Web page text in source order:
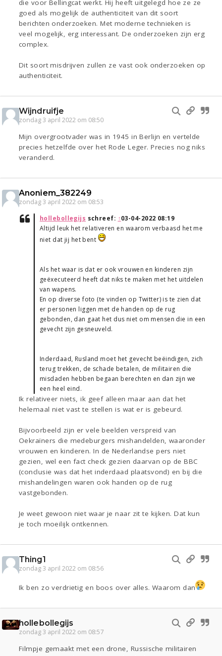
die voor Bellingcat werkt. Hij heeft uitgelegd hoe ze ze
goed als mogelijk de authenticiteit van dit soort
berichten onderzoeken. Met moderne technieken is
veel mogelijk, erg interessant. De onderzoeken zijn erg
complex.
Dit soort misdrijven zullen ze vast ook onderzoeken op
authenticiteit.
Wijndruifje
zondag 3 april 2022 om 08:50
Mijn overgrootvader was in 1945 in Berlijn en vertelde
precies hetzelfde over het Rode Leger. Precies nog niks
veranderd.
Anoniem_382249
zondag 3 april 2022 om 08:53
hollebollegijs schreef: ↑03-04-2022 08:19
Altijd leuk het relativeren en waarom verbaasd het me
niet dat jij het bent
Als het waar is dat er ook vrouwen en kinderen zijn
geëxecuteerd heeft dat niks te maken met het uitdelen
van wapens.
En op diverse foto (te vinden op Twitter) is te zien dat
er personen liggen met de handen op de rug
gebonden, dan gaat het dus niet om mensen die in een
gevecht zijn gesneuveld.
Inderdaad, Rusland moet het gevecht beëindigen, zich
terug trekken, de schade betalen, de militairen die
misdaden hebben begaan berechten en dan zijn we
een heel eind.
Ik relativeer niets, ik geef alleen maar aan dat het
helemaal niet vast te stellen is wat er is gebeurd.
Bijvoorbeeld zijn er vele beelden verspreid van
Oekraïners die medeburgers mishandelden, waaronder
vrouwen en kinderen. In de Nederlandse pers niet
gezien, wel een fact check gezien daarvan op de BBC
(conclusie was dat het inderdaad plaatsvond) en bij die
mishandelingen waren ook handen op de rug
vastgebonden.
Je weet gewoon niet waar je naar zit te kijken. Dat kun
je toch moeilijk ontkennen.
Thing1
zondag 3 april 2022 om 08:56
Ik ben zo verdrietig en boos over alles. Waarom dan
hollebollegijs
zondag 3 april 2022 om 08:57
Filmpje gemaakt met een drone, Russische militairen